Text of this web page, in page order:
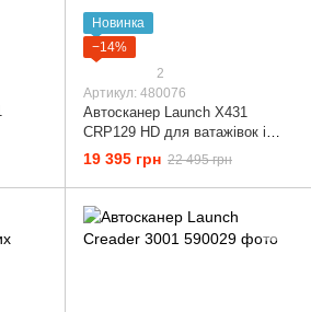
Новинка
−14%
2
Артикул: 480076
Автосканер Launch X431
CRP129 HD для ватажівок і
спецтехніки
19 395 грн 22 495 грн